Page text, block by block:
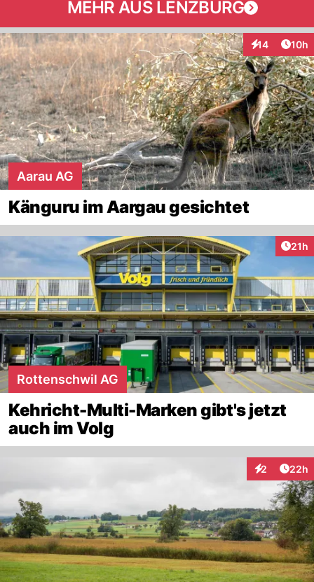
MEHR AUS LENZBURG
14
Interaktionen
10h
Aarau AG
Känguru im Aargau gesichtet
21h
Rottenschwil AG
Kehricht-Multi-Marken gibt's jetzt
auch im Volg
2
Interaktionen
22h